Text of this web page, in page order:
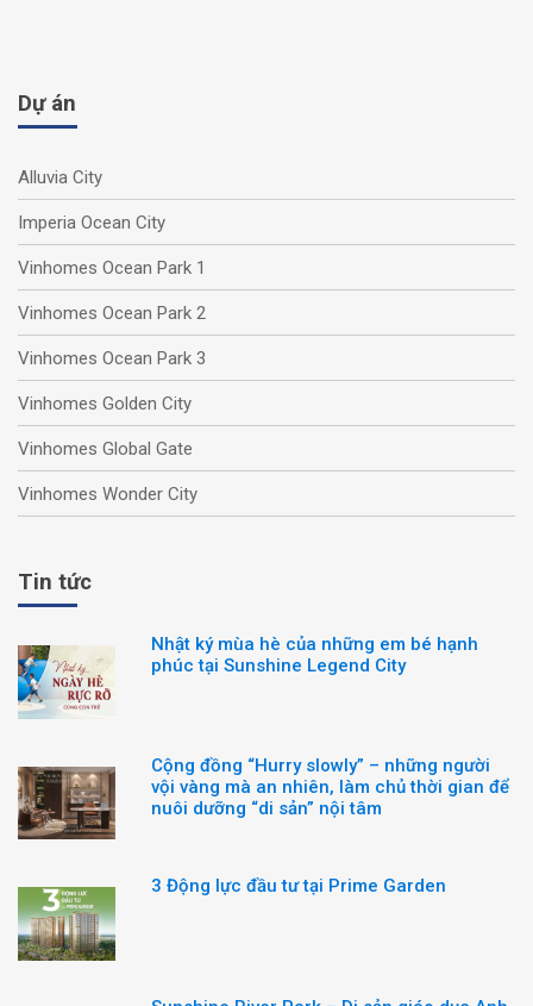
Dự án
Alluvia City
Imperia Ocean City
Vinhomes Ocean Park 1
Vinhomes Ocean Park 2
Vinhomes Ocean Park 3
Vinhomes Golden City
Vinhomes Global Gate
Vinhomes Wonder City
Tin tức
Nhật ký mùa hè của những em bé hạnh
phúc tại Sunshine Legend City
Cộng đồng “Hurry slowly” – những người
vội vàng mà an nhiên, làm chủ thời gian để
nuôi dưỡng “di sản” nội tâm
3 Động lực đầu tư tại Prime Garden